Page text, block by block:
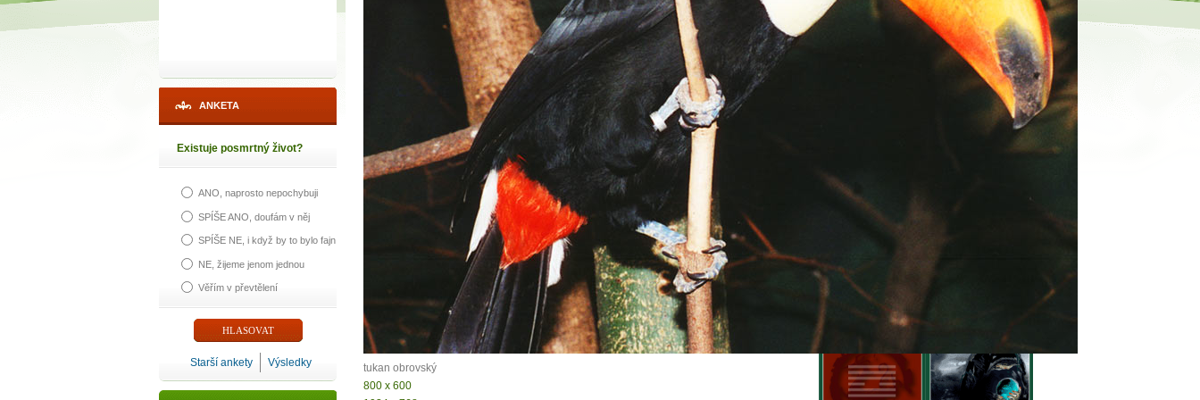
10 tipů pro zdravý a
plnohodnotný život
... všechny tipy zdarma.
Máte pocit, že jste unaveni hned jak ráno vstanete?
ANKETA
Existuje posmrtný život?
ANO, naprosto nepochybuji
SPÍŠE ANO, doufám v něj
SPÍŠE NE, i když by to bylo fajn
NE, žijeme jenom jednou
Věřím v převtělení
Starší ankety Výsledky
tukan obrovský
800 x 600
Výklad tarotových karet